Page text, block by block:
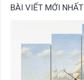
BÀI VIẾT MỚI NHẤT